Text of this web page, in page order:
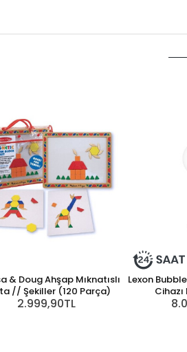
& Doug Ahşap Mıknatıslı
// Şekiller (120 Parça)
2.999,90TL
Lexon